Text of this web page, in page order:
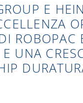
E
UNA